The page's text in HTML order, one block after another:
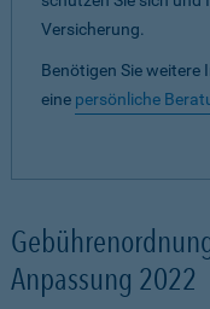
Versicherung.
Benötigen Sie
eine persönliche
Anpassung 2022